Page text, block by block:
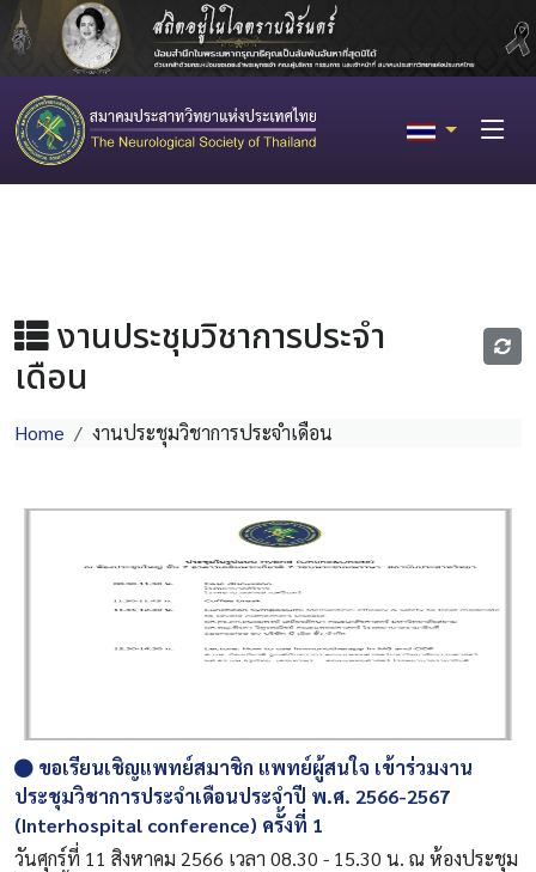
งานประชุมวิชาการประจำ
เดือน
Home งานประชุมวิชาการประจำเดือน
ขอเรียนเชิญแพทย์สมาชิก แพทย์ผู้สนใจ เข้าร่วมงาน
ประชุมวิชาการประจำเดือนประจำปี พ.ศ. 2566-2567
(Interhospital conference) ครั้งที่ 1
วันศุกร์ที่ 11 สิงหาคม 2566 เวลา 08.30 - 15.30 น. ณ ห้องประชุม